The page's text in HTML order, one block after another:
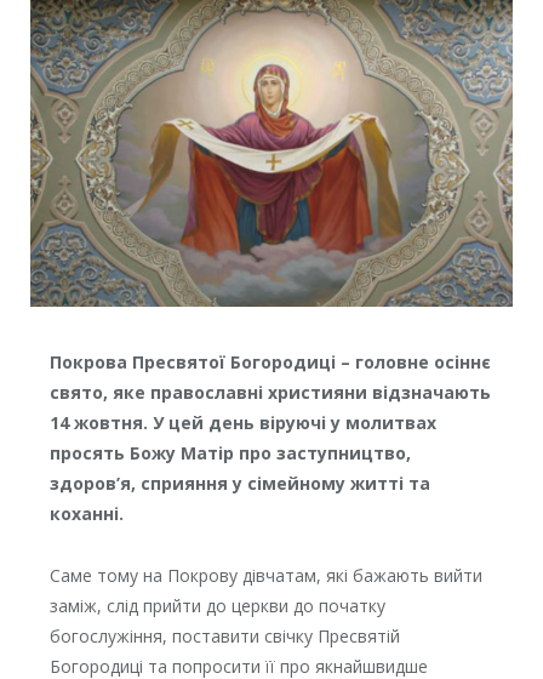
Покрова Пресвятої Богородиці – головне осіннє
свято, яке православні християни відзначають
14 жовтня. У цей день віруючі у молитвах
просять Божу Матір про заступництво,
здоров’я, сприяння у сімейному житті та
коханні.
Саме тому на Покрову дівчатам, які бажають вийти
заміж, слід прийти до церкви до початку
богослужіння, поставити свічку Пресвятій
Богородиці та попросити її про якнайшвидше